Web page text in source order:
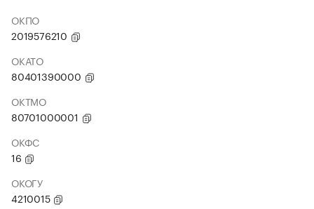
ОКПО
2019576210
ОКАТО
80401390000
ОКТМО
80701000001
ОКФС
16
ОКОГУ
4210015